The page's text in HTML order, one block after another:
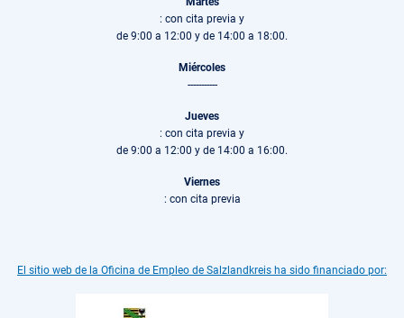
: con cita previa y
de 9:00 a 12:00 y de 14:00 a 18:00.
Miércoles
-----------
Jueves
: con cita previa y
de 9:00 a 12:00 y de 14:00 a 16:00.
Viernes
: con cita previa
El sitio web de la Oficina de Empleo de Salzlandkreis ha sido financiado por: